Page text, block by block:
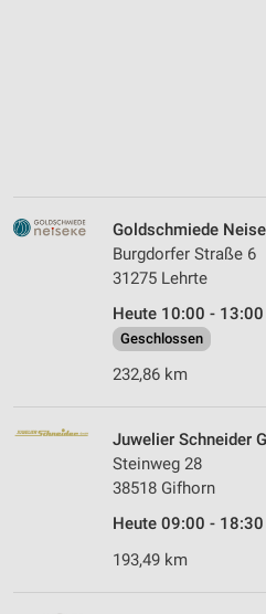
Goldschmiede
Burgdorfer Straße 6
31275 Lehrte
Heute 10:00 -
Geschlossen
232,86 km
Juwelier Schneider
Steinweg 28
38518 Gifhorn
Heute 09:00 - 18:30
193,49 km